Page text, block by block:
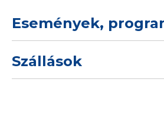
Események,
Szállások